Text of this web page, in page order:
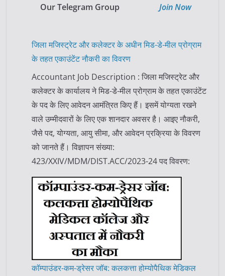
Our Telegram Group Join Now
जिला मजिस्ट्रेट और कलेक्टर के अधीन मिड-डे-मील प्रोग्राम
के तहत एकाउंटेंट नौकरी का विवरण
Accountant Job Description : जिला मजिस्ट्रेट और
कलेक्टर के कार्यालय ने मिड-डे-मील प्रोग्राम के तहत एकाउंटेंट
के पद के लिए आवेदन आमंत्रित किए हैं। इसमें योग्यता रखने
वाले उम्मीदवारों के लिए एक शानदार अवसर है। आइए नौकरी,
जैसे पद, योग्यता, आयु सीमा, और आवेदन प्रक्रिया के विवरण
को जानते हैं। विज्ञापन संख्या:
423/XXIV/MDM/DIST.ACC/2023-24 पद विवरण:
कॉम्पाउंडर-कम-ड्रेसर जॉब: कलकत्ता होम्योपैथिक मेडिकल